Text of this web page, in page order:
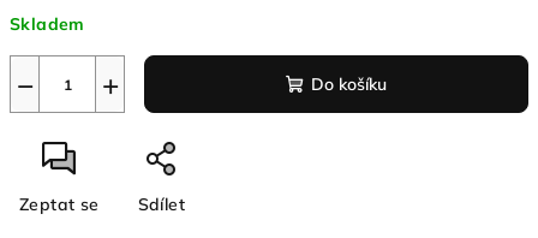
cena:
Skladem
+
− Do košíku
Zeptat se Sdílet